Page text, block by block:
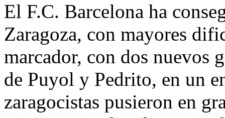
El F.C. Barcelona ha
Zaragoza, con mayores
marcador, con dos nuevos
de Puyol y Pedrito, en un
zaragocistas pusieron en